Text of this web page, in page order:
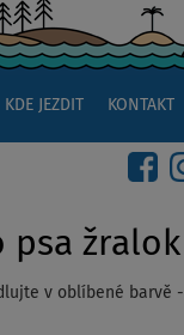
KDE JEZDIT KONTAKT
psa žralok
v oblíbené barvě -